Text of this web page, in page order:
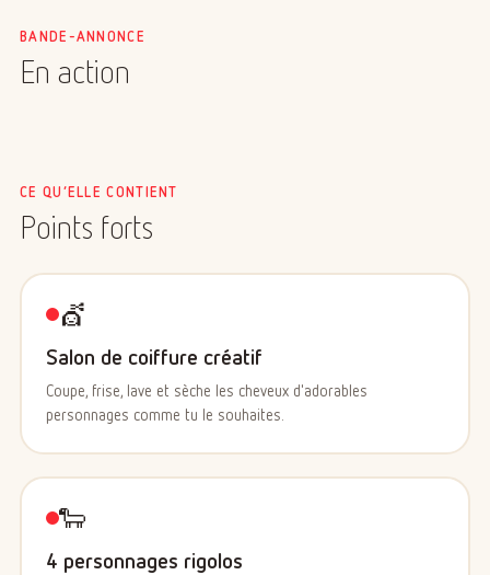
BANDE-ANNONCE
En action
CE QU’ELLE CONTIENT
Points forts
💇
Salon de coiffure créatif
Coupe, frise, lave et sèche les cheveux d'adorables
personnages comme tu le souhaites.
🐑
4 personnages rigolos